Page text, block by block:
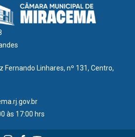
Fernando Linhares, nº 131, Centro,
às 17:00 hrs